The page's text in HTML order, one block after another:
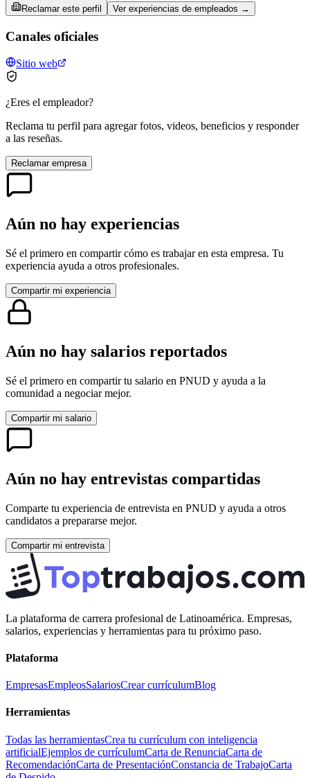
Reclamar este perfil Ver experiencias de empleados →
Canales oficiales
Sitio web
¿Eres el empleador?
Reclama tu perfil para agregar fotos, videos, beneficios y responder
a las reseñas.
Reclamar empresa
Aún no hay experiencias
Sé el primero en compartir cómo es trabajar en esta empresa. Tu
experiencia ayuda a otros profesionales.
Compartir mi experiencia
Aún no hay salarios reportados
Sé el primero en compartir tu salario en PNUD y ayuda a la
comunidad a negociar mejor.
Compartir mi salario
Aún no hay entrevistas compartidas
Comparte tu experiencia de entrevista en PNUD y ayuda a otros
candidatos a prepararse mejor.
Compartir mi entrevista
La plataforma de carrera profesional de Latinoamérica. Empresas,
salarios, experiencias y herramientas para tu próximo paso.
Plataforma
EmpresasEmpleosSalariosCrear currículumBlog
Herramientas
Todas las herramientasCrea tu currículum con inteligencia
artificialEjemplos de currículumCarta de RenunciaCarta de
RecomendaciónCarta de PresentaciónConstancia de TrabajoCarta